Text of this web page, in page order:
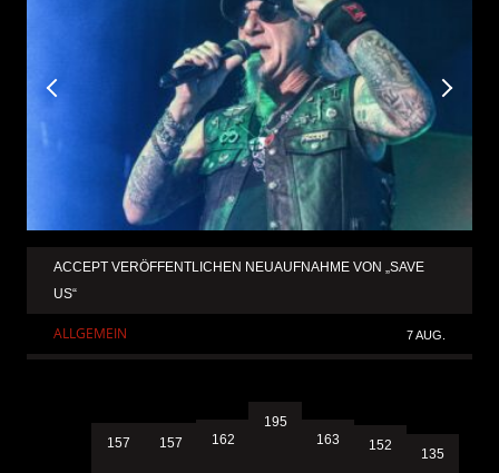
ACCEPT VERÖFFENTLICHEN NEUAUFNAHME VON „SAVE
US“
ALLGEMEIN 7 AUG.
157 157 162
195
163 152
135